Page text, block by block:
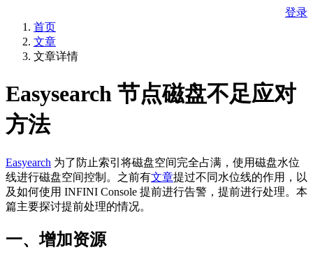
登录
首页
文章
文章详情
Easysearch 节点磁盘不足应对
方法
Easyearch 为了防止索引将磁盘空间完全占满，使用磁盘水位
线进行磁盘空间控制。之前有文章提过不同水位线的作用，以
及如何使用 INFINI Console 提前进行告警，提前进行处理。本
篇主要探讨提前处理的情况。
一、增加资源